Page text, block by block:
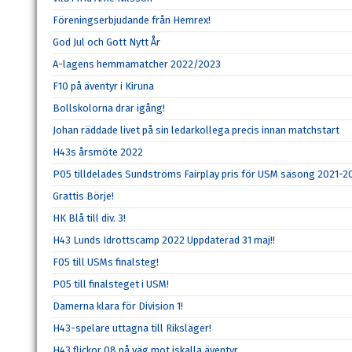
Föreningserbjudande från Hemrex!
God Jul och Gott Nytt År
A-lagens hemmamatcher 2022/2023
F10 på äventyr i Kiruna
Bollskolorna drar igång!
Johan räddade livet på sin ledarkollega precis innan matchstart
H43s årsmöte 2022
P05 tilldelades Sundströms Fairplay pris för USM säsong 2021-
Grattis Börje!
HK Blå till div. 3!
H43 Lunds Idrottscamp 2022 Uppdaterad 31 maj!!
F05 till USMs finalsteg!
P05 till finalsteget i USM!
Damerna klara för Division 1!
H43-spelare uttagna till Riksläger!